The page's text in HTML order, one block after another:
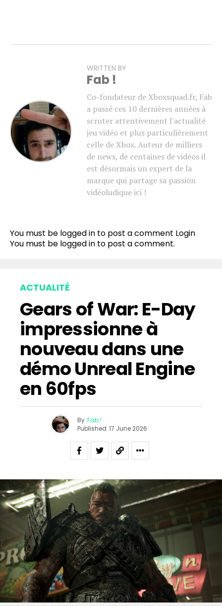
WRITTEN BY
Fab !
Co-fondateur de Xboxsquad.fr, Fab
a passé ces 10 dernières années à
scruter attentivement l'actualité
jeu vidéo et plus particulièrement
celle de Xbox. Auteur de milliers
de news, de centaines de vidéos il
est désormais un expert de la
marque qui partage sa passion
vidéoludique ici !
You must be logged in to post a comment Login
You must be logged in to post a comment.
ACTUALITÉ
Gears of War: E-Day
impressionne à
nouveau dans une
démo Unreal Engine
en 60fps
By Fab !
Published 17 June 2026